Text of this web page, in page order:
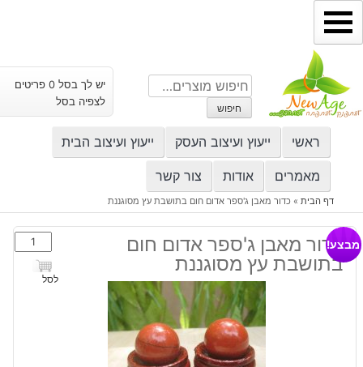
דילוג
לתוכן
חיפוש
עבור:
חיפוש
יש לך בסל 0 פריטים
לצפיה בסל
ראשי ייעוץ ועיצוב העסק ייעוץ ועיצוב הבית
מאמרים אודות צור קשר
דף הבית» כדור מאבן ג'ספר אדום חום בתושבת עץ מסוגננת
כדור מאבן ג'ספר אדום חום
בתושבת עץ מסוגננת
כמות
של
כדור
לסל
מבצע!